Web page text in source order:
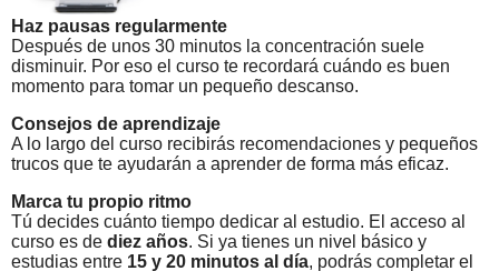
Haz pausas regularmente
Después de unos 30 minutos la concentración suele
disminuir. Por eso el curso te recordará cuándo es buen
momento para tomar un pequeño descanso.
Consejos de aprendizaje
A lo largo del curso recibirás recomendaciones y pequeños
trucos que te ayudarán a aprender de forma más eficaz.
Marca tu propio ritmo
Tú decides cuánto tiempo dedicar al estudio. El acceso al
curso es de diez años. Si ya tienes un nivel básico y
estudias entre 15 y 20 minutos al día, podrás completar el